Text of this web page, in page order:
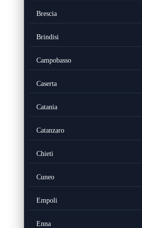
Brescia
Brindisi
Campobasso
Caserta
Catania
Catanzaro
Chieti
Cuneo
Empoli
Enna